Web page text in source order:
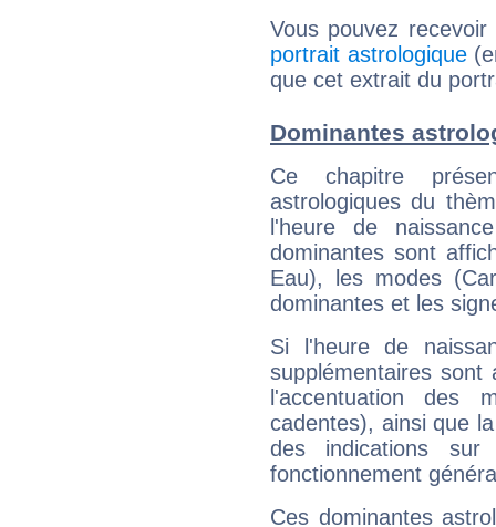
Vous pouvez
portrait astrologique
que cet extrait du
Dominantes
Ce chapitre
astrologiques du
l'heure de
dominantes sont
Eau), les modes
dominantes et les
Si l'heure de
supplémentaires sont
l'accentuation des
cadentes), ainsi que
des indications sur
fonctionnement
Ces dominantes